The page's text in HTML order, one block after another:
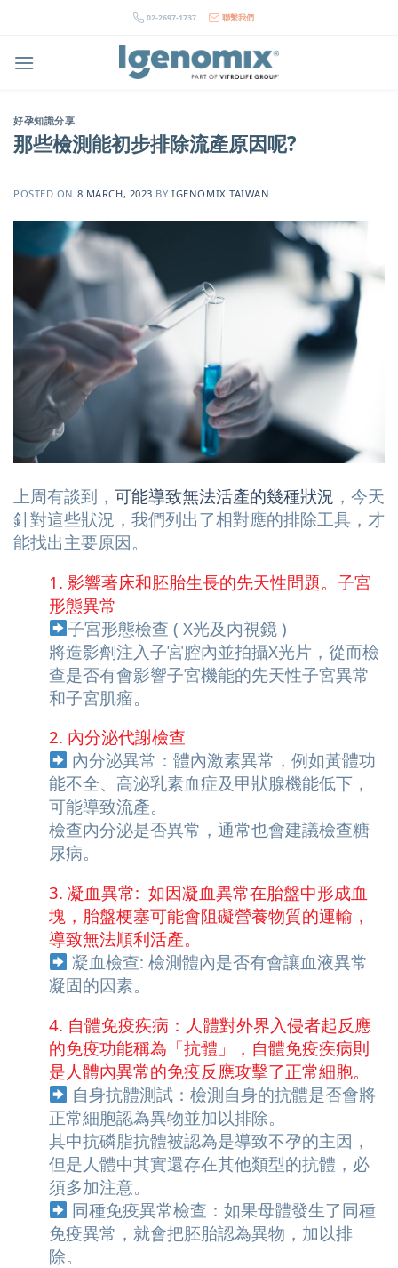
02-2697-1737 聯繫我們
好孕知識分享
那些檢測能初步排除流產原因呢?
POSTED ON 8 MARCH, 2023 BYIGENOMIX TAIWAN
上周有談到， 可能導致無法活產的幾種狀況 ，今天
針對這些狀況，我們列出了相對應的排除工具，才
能找出主要原因。
1. 影響著床和胚胎生長的先天性問題。子宮
形態異常
子宮形態檢查 ( X光及內視鏡 )
將造影劑注入子宮腔內並拍攝X光片，從而檢
查是否有會影響子宮機能的先天性子宮異常
和子宮肌瘤。
2. 內分泌代謝檢查
內分泌異常：體內激素異常，例如黃體功
能不全、高泌乳素血症及甲狀腺機能低下，
可能導致流產。
檢查內分泌是否異常，通常也會建議檢查糖
尿病。
3. 凝血異常: 如因凝血異常在胎盤中形成血
塊，胎盤梗塞可能會阻礙營養物質的運輸，
導致無法順利活產。
凝血檢查: 檢測體內是否有會讓血液異常
凝固的因素。
4. 自體免疫疾病：人體對外界入侵者起反應
的免疫功能稱為「抗體」，自體免疫疾病則
是人體內異常的免疫反應攻擊了正常細胞。
自身抗體測試：檢測自身的抗體是否會將
正常細胞認為異物並加以排除。
其中抗磷脂抗體被認為是導致不孕的主因，
但是人體中其實還存在其他類型的抗體，必
須多加注意。
同種免疫異常檢查：如果母體發生了同種
免疫異常，就會把胚胎認為異物，加以排
除。